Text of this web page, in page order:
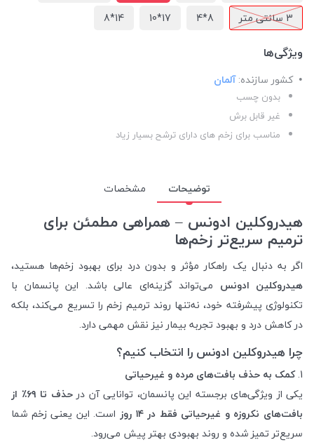
3 سانتی متر
8*4
17*10
14*8
ویژگی‌ها
کشور سازنده: آلمان
بدون چسب
غیر قابل برش
مناسب برای زخم های دارای ترشح بسیار زیاد
توضیحات مشخصات
هیدروکلین ادونس – همراهی مطمئن برای
ترمیم سریع‌تر زخم‌ها
اگر به دنبال یک راهکار مؤثر و بدون درد برای بهبود زخم‌ها هستید،
هیدروکلین ادونس می‌تواند گزینه‌ای عالی باشد. این پانسمان با
تکنولوژی پیشرفته خود، نه‌تنها روند ترمیم زخم را تسریع می‌کند، بلکه
در کاهش درد و بهبود تجربه بیمار نیز نقش مهمی دارد.
چرا هیدروکلین ادونس را انتخاب کنیم؟
1. کمک به حذف بافت‌های مرده و غیرحیاتی
یکی از ویژگی‌های برجسته این پانسمان، توانایی آن در
حذف تا ۶۹٪ از
بافت‌های نکروزه و غیرحیاتی فقط در ۱۴ روز
است. این یعنی زخم شما
سریع‌تر تمیز شده و روند بهبودی بهتر پیش می‌رود.